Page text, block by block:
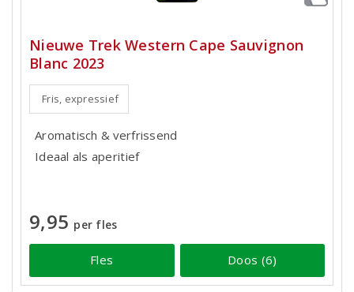
Nieuwe Trek Western Cape Sauvignon
Blanc 2023
Fris, expressief
Aromatisch & verfrissend
Ideaal als aperitief
9,95 per fles
Fles Doos (6)